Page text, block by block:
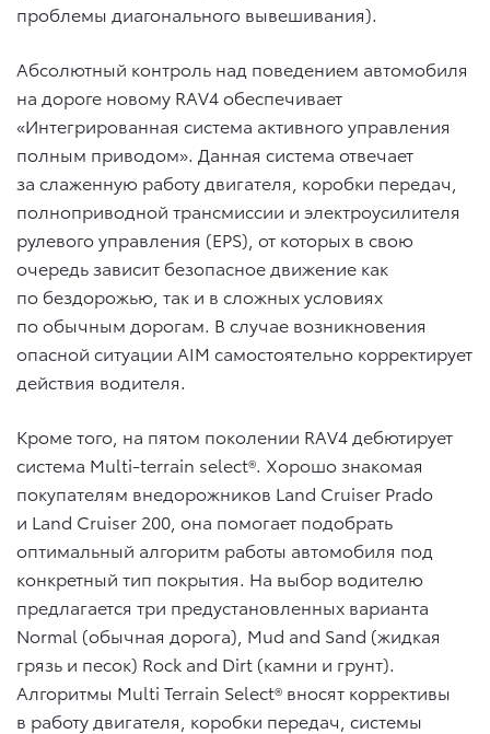
проблемы диагонального вывешивания).
Абсолютный контроль над поведением автомобиля
на дороге новому RAV4 обеспечивает
«Интегрированная система активного управления
полным приводом». Данная система отвечает
за слаженную работу двигателя, коробки передач,
полноприводной трансмиссии и электроусилителя
рулевого управления (EPS), от которых в свою
очередь зависит безопасное движение как
по бездорожью, так и в сложных условиях
по обычным дорогам. В случае возникновения
опасной ситуации AIM самостоятельно корректирует
действия водителя.
Кроме того, на пятом поколении RAV4 дебютирует
система Multi-terrain select®. Хорошо знакомая
покупателям внедорожников Land Cruiser Prado
и Land Cruiser 200, она помогает подобрать
оптимальный алгоритм работы автомобиля под
конкретный тип покрытия. На выбор водителю
предлагается три предустановленных варианта
Normal (обычная дорога), Mud and Sand (жидкая
грязь и песок) Rock and Dirt (камни и грунт).
Алгоритмы Multi Terrain Select® вносят коррективы
в работу двигателя, коробки передач, системы